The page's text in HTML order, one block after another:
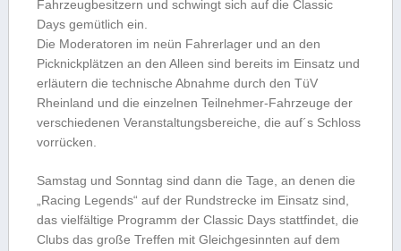
Fahrzeugbesitzern und schwingt sich auf die Classic
Days gemütlich ein.
Die Moderatoren im neün Fahrerlager und an den
Picknickplätzen an den Alleen sind bereits im Einsatz und
erläutern die technische Abnahme durch den TüV
Rheinland und die einzelnen Teilnehmer-Fahrzeuge der
verschiedenen Veranstaltungsbereiche, die auf´s Schloss
vorrücken.
Samstag und Sonntag sind dann die Tage, an denen die
„Racing Legends“ auf der Rundstrecke im Einsatz sind,
das vielfältige Programm der Classic Days stattfindet, die
Clubs das große Treffen mit Gleichgesinnten auf dem